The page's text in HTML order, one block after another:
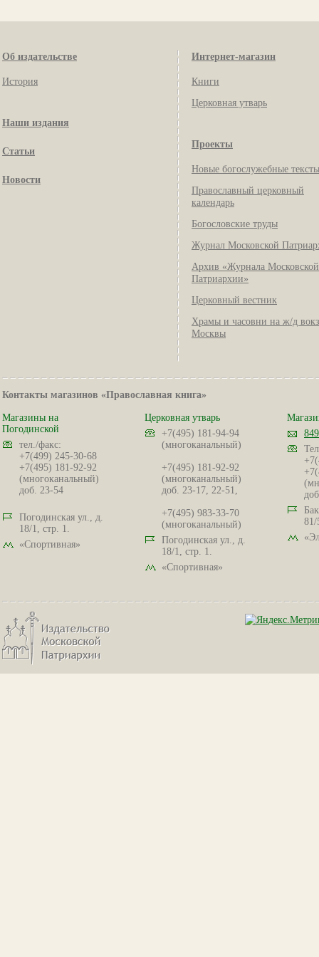
Об издательстве
История
Наши издания
Статьи
Новости
Интернет-магазин
Книги
Церковная утварь
Проекты
Новые богослужебные тексты
Православный церковный
календарь
Богословские труды
Журнал Московской
Архив «Журнала Московской
Патриархии»
Церковный вестник
Храмы и часовни на ж/д
Москвы
Контакты магазинов «Православная книга»
Магазины на
Погодинской
тел./факс:
+7(499) 245-30-68
+7(495) 181-92-92
(многоканальный)
доб. 23-54
Погодинская ул., д.
18/1, стр. 1.
«Спортивная»
Церковная утварь
+7(495) 181-94-94
(многоканальный)
+7(495) 181-92-92
(многоканальный)
доб. 23-17, 22-51,
+7(495) 983-33-70
(многоканальный)
Погодинская ул., д.
18/1, стр. 1.
«Спортивная»
81/